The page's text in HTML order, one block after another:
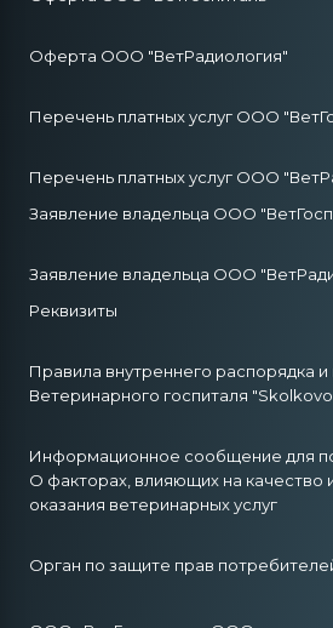
Оферта ООО "ВетРадиология"
Перечень платных услуг ООО
Перечень платных услуг ООО
Заявление владельца ООО
Заявление владельца ООО
Реквизиты
Правила внутреннего распорядка
Ветеринарного госпиталя "Skolkovo
Информационное сообщение для
О факторах, влияющих на качество
оказания ветеринарных услуг
Орган по защите прав